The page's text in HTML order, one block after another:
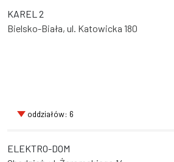
KAREL 2
Bielsko-Biała, ul. Katowicka 180
oddziałów: 6
ELEKTRO-DOM